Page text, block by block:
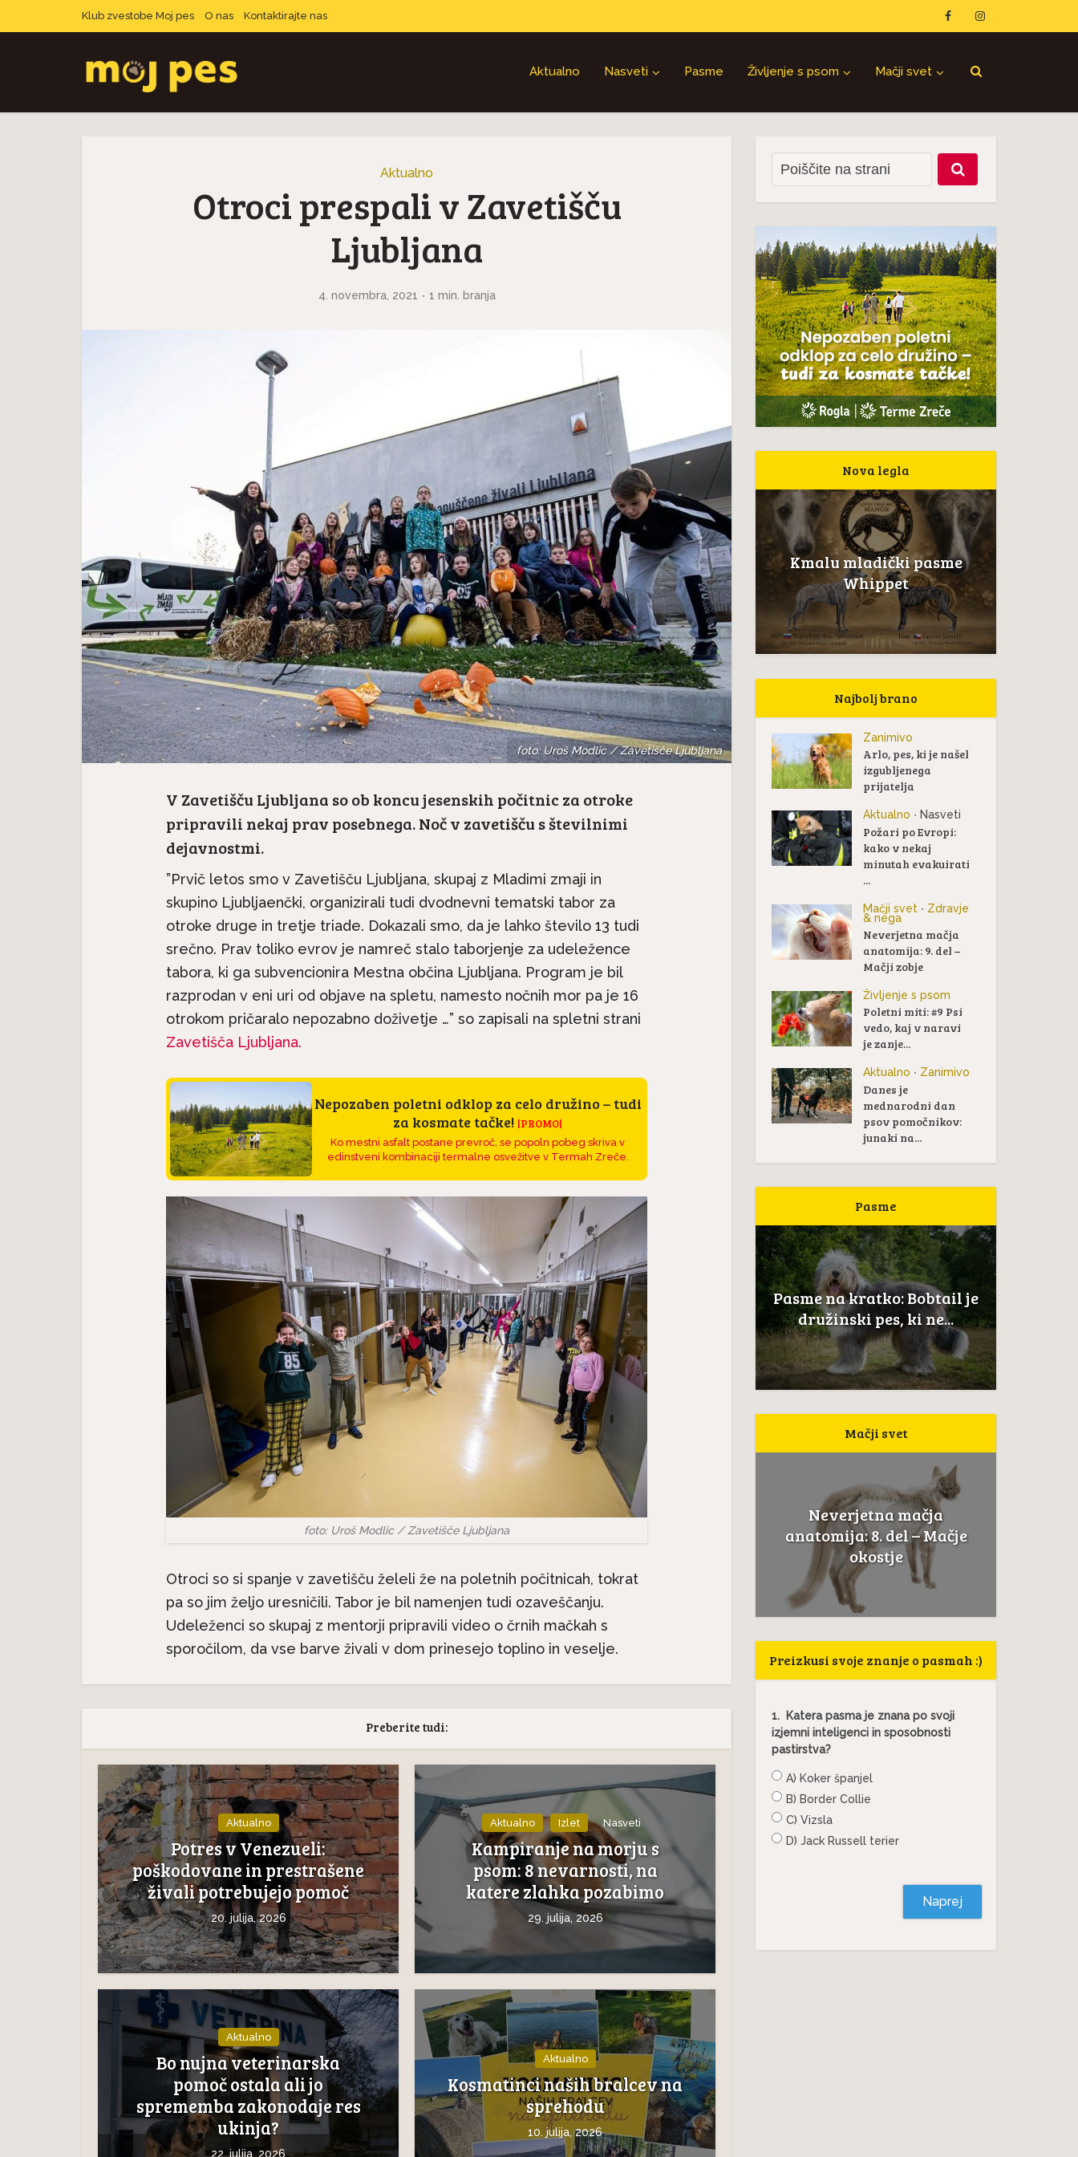
Klub zvestobe Moj pes O nas Kontaktirajte nas
Aktualno Nasveti Pasme Življenje s psom Mačji svet
Aktualno
Otroci prespali v Zavetišču
Ljubljana
4. novembra, 2021 1 min. branja
foto: Uroš Modlic / Zavetišče Ljubljana
V Zavetišču Ljubljana so ob koncu jesenskih počitnic za otroke
pripravili nekaj prav posebnega. Noč v zavetišču s številnimi
dejavnostmi.
”Prvič letos smo v Zavetišču Ljubljana, skupaj z Mladimi zmaji in
skupino Ljubljaenčki, organizirali tudi dvodnevni tematski tabor za
otroke druge in tretje triade. Dokazali smo, da je lahko število 13 tudi
srečno. Prav toliko evrov je namreč stalo taborjenje za udeležence
tabora, ki ga subvencionira Mestna občina Ljubljana. Program je bil
razprodan v eni uri od objave na spletu, namesto nočnih mor pa je 16
otrokom pričaralo nepozabno doživetje …” so zapisali na spletni strani
Zavetišča Ljubljana.
Nepozaben poletni odklop za celo družino – tudi
za kosmate tačke! |PROMO|
Ko mestni asfalt postane prevroč, se popoln pobeg skriva v
edinstveni kombinaciji termalne osvežitve v Termah Zreče.
foto: Uroš Modlic / Zavetišče Ljubljana
Otroci so si spanje v zavetišču želeli že na poletnih počitnicah, tokrat
pa so jim željo uresničili. Tabor je bil namenjen tudi ozaveščanju.
Udeleženci so skupaj z mentorji pripravili video o črnih mačkah s
sporočilom, da vse barve živali v dom prinesejo toplino in veselje.
Preberite tudi:
Aktualno
Potres v Venezueli:
poškodovane in prestrašene
živali potrebujejo pomoč
20. julija, 2026
Aktualno Izlet Nasveti
Kampiranje na morju s
psom: 8 nevarnosti, na
katere zlahka pozabimo
29. julija, 2026
Aktualno
Bo nujna veterinarska
pomoč ostala ali jo
sprememba zakonodaje res
ukinja?
22. julija, 2026
Aktualno
Kosmatinci naših bralcev na
sprehodu
10. julija, 2026
Nova legla
Kmalu mladički pasme
Whippet
Najbolj brano
Zanimivo
Arlo, pes, ki je našel
izgubljenega
prijatelja
Aktualno • Nasveti
Požari po Evropi:
kako v nekaj
minutah evakuirati
...
Mačji svet • Zdravje
& nega
Neverjetna mačja
anatomija: 9. del –
Mačji zobje
Življenje s psom
Poletni miti: #9 Psi
vedo, kaj v naravi
je zanje...
Aktualno • Zanimivo
Danes je
mednarodni dan
psov pomočnikov:
junaki na...
Pasme
Predstavljamo pasme:
Havanski bišon, majhen...
Pasme na kratko: Irski
seter je družinski pes, ki
ne...
Pasme na kratko: Maltežan
si vedno želi biti skupaj...
Pasme na kratko: Bobtail je
družinski pes, ki ne...
Mačji svet
Neverjetna mačja
Neverjetna mačja
anatomija: 9. del – Mačji
Le še do konca avgusta
Neverjetna mačja
anatomija: 8. del – Mačje
okostje
Preizkusi svoje znanje o pasmah :)
1.
Katera pasma je znana po svoji
izjemni inteligenci in sposobnosti
pastirstva?
A) Koker španjel
B) Border Collie
C) Vizsla
D) Jack Russell terier
Naprej